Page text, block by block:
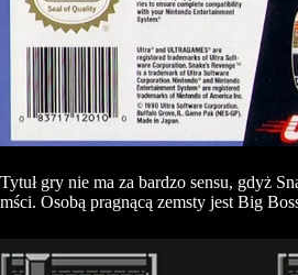
Tytuł gry nie ma za bardzo sensu, gdyż
mści. Osobą pragnącą zemsty jest Big